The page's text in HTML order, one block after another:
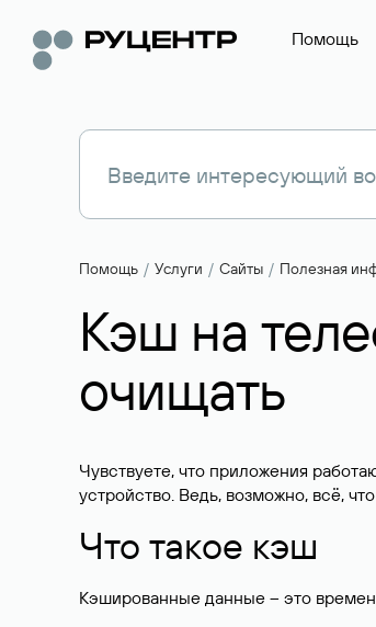
Помощь
Помощь Услуги Сайты Полезная
Кэш на
очищать
Чувствуете, что приложения
устройство. Ведь, возможно, всё,
Что такое кэш
Кэшированные данные – это